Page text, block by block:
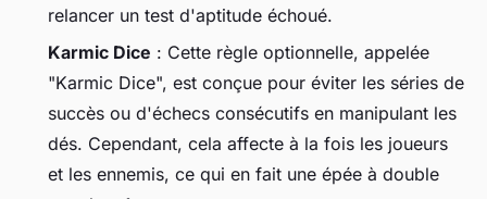
relancer un test d'aptitude échoué.
Karmic Dice : Cette règle optionnelle, appelée
"Karmic Dice", est conçue pour éviter les séries de
succès ou d'échecs consécutifs en manipulant les
dés. Cependant, cela affecte à la fois les joueurs
et les ennemis, ce qui en fait une épée à double